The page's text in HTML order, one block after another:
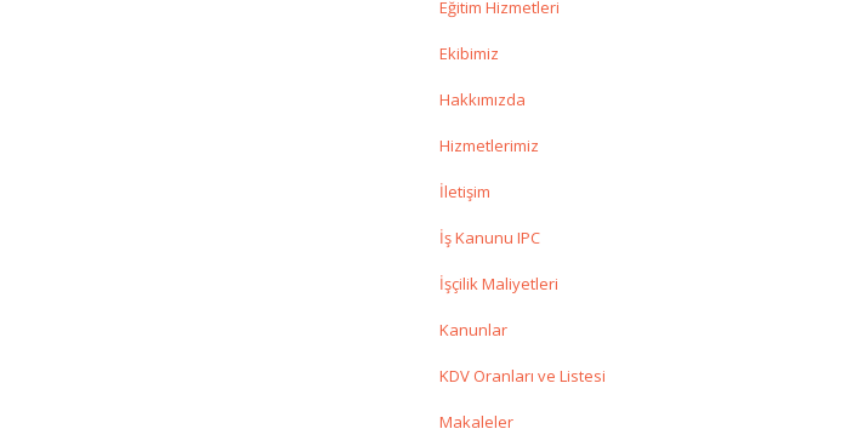
Eğitim Hizmetleri
Ekibimiz
Hakkımızda
Hizmetlerimiz
İletişim
İş Kanunu IPC
İşçilik Maliyetleri
Kanunlar
KDV Oranları ve Listesi
Makaleler